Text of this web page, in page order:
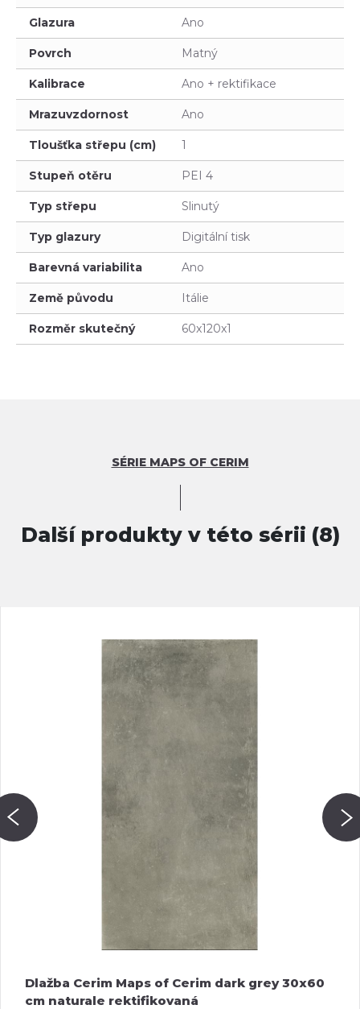
Glazura Ano
Povrch Matný
Kalibrace Ano + rektifikace
Mrazuvzdornost Ano
Tloušťka střepu (cm) 1
Stupeň otěru PEI 4
Typ střepu Slinutý
Typ glazury Digitální tisk
Barevná variabilita Ano
Země původu Itálie
Rozměr skutečný 60x120x1
SÉRIE MAPS OF CERIM
Další produkty v této sérii (8)
Dlažba Cerim Maps of Cerim dark grey 30x60
cm naturale rektifikovaná